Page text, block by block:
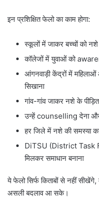
इन प्रशिक्षित फेलो का काम होगा:
स्कूलों में जाकर बच्चों को
कॉलेजों में युवाओं को
आंगनवाड़ी केंद्रों में
सिखाना
गांव-गांव जाकर नशे के
उन्हें counselling देना
हर जिले में नशे की समस्या
DiTSU (District Task
मिलकर समाधान बनाना
ये फेलो सिर्फ किताबों से नहीं
असली बदलाव आ सके।